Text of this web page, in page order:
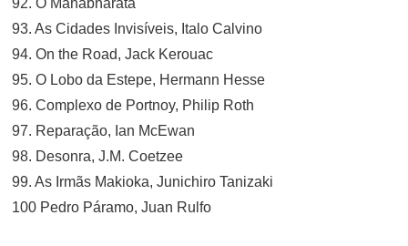
92. O Mahabharata
93. As Cidades Invisíveis, Italo Calvino
94. On the Road, Jack Kerouac
95. O Lobo da Estepe, Hermann Hesse
96. Complexo de Portnoy, Philip Roth
97. Reparação, Ian McEwan
98. Desonra, J.M. Coetzee
99. As Irmãs Makioka, Junichiro Tanizaki
100 Pedro Páramo, Juan Rulfo